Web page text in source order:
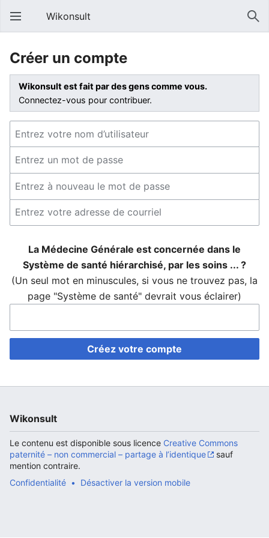
Wikonsult
Créer un compte
Wikonsult est fait par des gens comme vous.
Connectez-vous pour contribuer.
La Médecine Générale est concernée dans le
Système de santé hiérarchisé, par les soins ... ?
(Un seul mot en minuscules, si vous ne trouvez pas, la
page "Système de santé" devrait vous éclairer)
Créez votre compte
Wikonsult
Le contenu est disponible sous licence Creative Commons
paternité – non commercial – partage à l’identique
sauf
mention contraire.
Confidentialité
Désactiver la version mobile